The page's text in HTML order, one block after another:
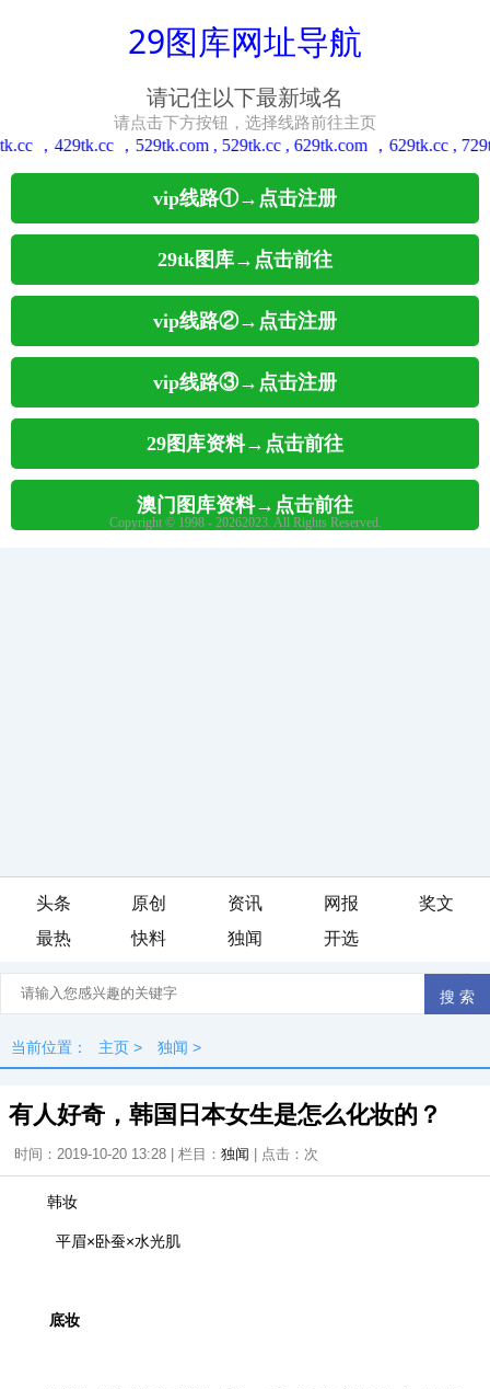
头条 原创 资讯 网报
奖文
最热
快料 独闻 开选
当前位置： 主页 > 独闻 >
有人好奇，韩国日本女生是怎么化妆的？
时间：2019-10-20 13:28 | 栏目： 独闻 | 点击： 次
韩妆
平眉×卧蚕×水光肌
底妆